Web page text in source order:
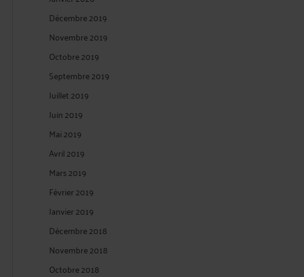
Décembre 2019
Novembre 2019
Octobre 2019
Septembre 2019
Juillet 2019
Juin 2019
Mai 2019
Avril 2019
Mars 2019
Février 2019
Janvier 2019
Décembre 2018
Novembre 2018
Octobre 2018